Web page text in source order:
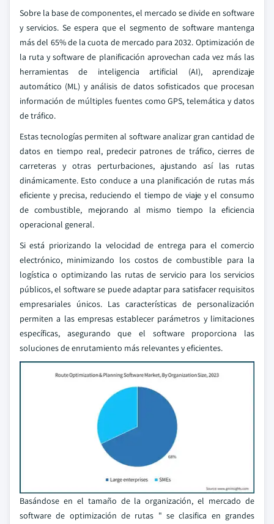
Sobre la base de componentes, el mercado se divide en software
y servicios. Se espera que el segmento de software mantenga
más del 65% de la cuota de mercado para 2032. Optimización de
la ruta y software de planificación aprovechan cada vez más las
herramientas de inteligencia artificial (AI), aprendizaje
automático (ML) y análisis de datos sofisticados que procesan
información de múltiples fuentes como GPS, telemática y datos
de tráfico.
Estas tecnologías permiten al software analizar gran cantidad de
datos en tiempo real, predecir patrones de tráfico, cierres de
carreteras y otras perturbaciones, ajustando así las rutas
dinámicamente. Esto conduce a una planificación de rutas más
eficiente y precisa, reduciendo el tiempo de viaje y el consumo
de combustible, mejorando al mismo tiempo la eficiencia
operacional general.
Si está priorizando la velocidad de entrega para el comercio
electrónico, minimizando los costos de combustible para la
logística o optimizando las rutas de servicio para los servicios
públicos, el software se puede adaptar para satisfacer requisitos
empresariales únicos. Las características de personalización
permiten a las empresas establecer parámetros y limitaciones
específicas, asegurando que el software proporciona las
soluciones de enrutamiento más relevantes y eficientes.
Basándose en el tamaño de la organización, el mercado de
software de optimización de rutas " se clasifica en grandes